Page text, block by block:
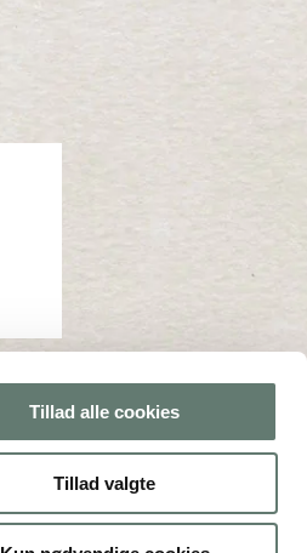
Tillad alle cookies
Tillad valgte